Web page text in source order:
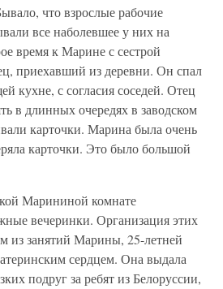
что взрослые рабочие
все наболевшее у них на
время к Марине с сестрой
приехавший из деревни. Он спал
кухне, с согласия соседей. Отец
в длинных очередях в заводском
карточки. Марина была очень
карточки. Это было большой
Марининой комнате
вечеринки. Организация этих
из занятий Марины, 25-летней
сердцем. Она выдала
подруг за ребят из Белоруссии,